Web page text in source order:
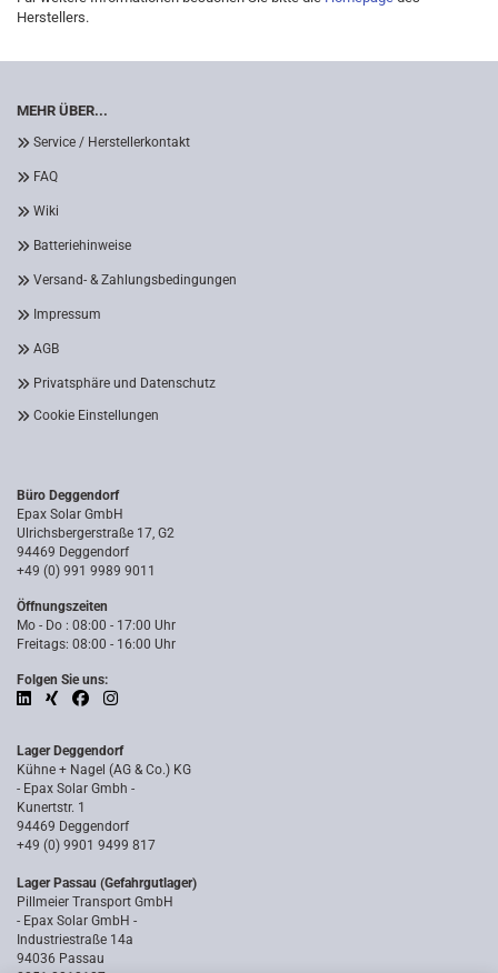
Herstellers.
MEHR ÜBER...
Service / Herstellerkontakt
FAQ
Wiki
Batteriehinweise
Versand- & Zahlungsbedingungen
Impressum
AGB
Privatsphäre und Datenschutz
Cookie Einstellungen
Büro Deggendorf
Epax Solar GmbH
Ulrichsbergerstraße 17, G2
94469 Deggendorf
+49 (0) 991 9989 9011
Öffnungszeiten
Mo - Do : 08:00 - 17:00 Uhr
Freitags: 08:00 - 16:00 Uhr
Folgen Sie uns:
Lager Deggendorf
Kühne + Nagel (AG & Co.) KG
- Epax Solar Gmbh -
Kunertstr. 1
94469 Deggendorf
+49 (0) 9901 9499 817
Lager Passau (Gefahrgutlager)
Pillmeier Transport GmbH
- Epax Solar GmbH -
Industriestraße 14a
94036 Passau